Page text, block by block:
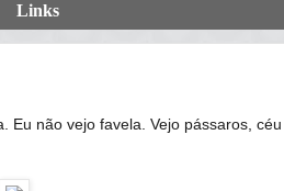
Links
não vejo favela. Vejo pássaros, céu